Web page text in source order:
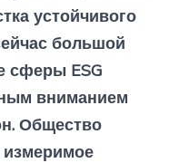
устойчивого
большой
сферы ESG
вниманием
Общество
измеримое